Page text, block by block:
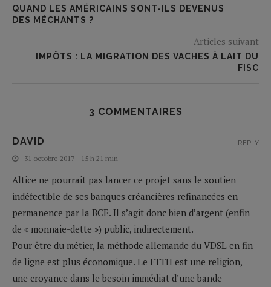
QUAND LES AMÉRICAINS SONT-ILS DEVENUS
DES MÉCHANTS ?
Articles suivant
IMPÔTS : LA MIGRATION DES VACHES À LAIT DU
FISC
3 COMMENTAIRES
DAVID
31 octobre 2017 - 15 h 21 min
Altice ne pourrait pas lancer ce projet sans le soutien
indéfectible de ses banques créancières refinancées en
permanence par la BCE. Il s’agit donc bien d’argent (enfin
de « monnaie-dette ») public, indirectement.
Pour être du métier, la méthode allemande du VDSL en fin
de ligne est plus économique. Le FTTH est une religion,
une croyance dans le besoin immédiat d’une bande-
REPLY